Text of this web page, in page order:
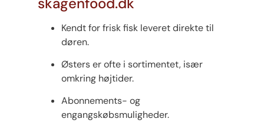
Kendt for frisk fisk leveret direkte til
døren.
Østers er ofte i sortimentet, især
omkring højtider.
Abonnements- og
engangskøbsmuligheder.